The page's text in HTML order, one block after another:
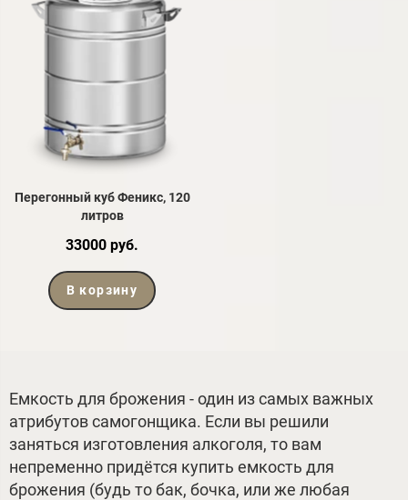
Перегонный куб Феникс, 120
литров
33000 руб.
В корзину
Емкость для брожения - один из самых важных
атрибутов самогонщика. Если вы решили
заняться изготовления алкоголя, то вам
непременно придётся купить емкость для
брожения (будь то бак, бочка, или же любая